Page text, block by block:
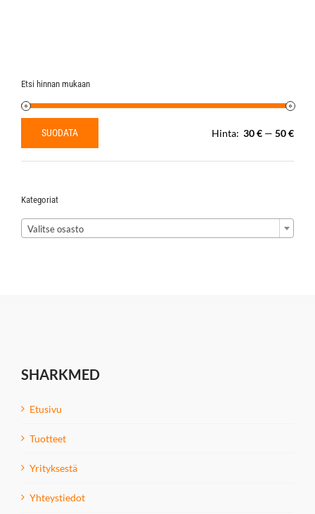
Etsi hinnan mukaan
Minimihinta
Maksimihinta
SUODATA Hinta: 30 € — 50 €
Kategoriat
Valitse osasto
SHARKMED
Etusivu
Tuotteet
Yrityksestä
Yhteystiedot